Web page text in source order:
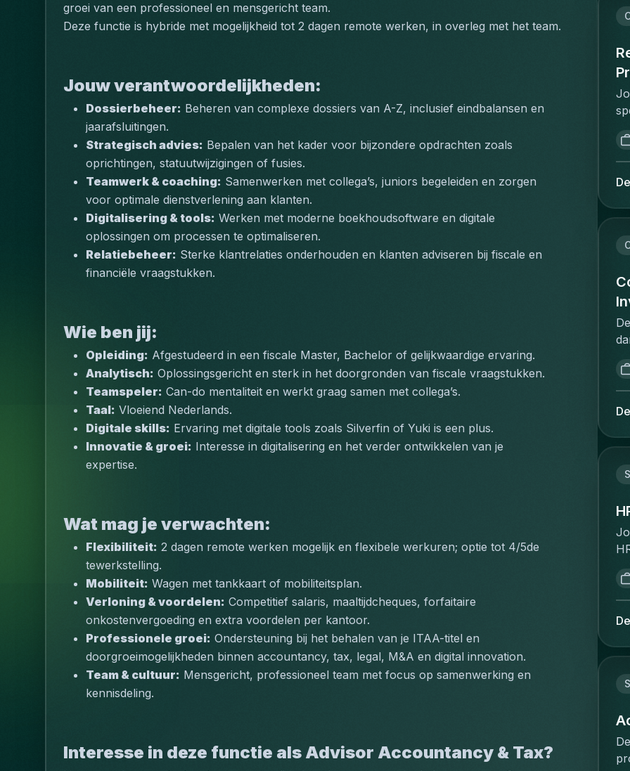
groei van een professioneel en mensgericht team.
Deze functie is hybride met mogelijkheid tot 2 dagen remote werken, in overleg met het team.
Jouw verantwoordelijkheden:
Dossierbeheer: Beheren van complexe dossiers van A-Z, inclusief eindbalansen en
jaarafsluitingen.
Strategisch advies: Bepalen van het kader voor bijzondere opdrachten zoals
oprichtingen, statuutwijzigingen of fusies.
Teamwerk & coaching: Samenwerken met collega’s, juniors begeleiden en zorgen
voor optimale dienstverlening aan klanten.
Digitalisering & tools: Werken met moderne boekhoudsoftware en digitale
oplossingen om processen te optimaliseren.
Relatiebeheer: Sterke klantrelaties onderhouden en klanten adviseren bij fiscale en
financiële vraagstukken.
Wie ben jij:
Opleiding: Afgestudeerd in een fiscale Master, Bachelor of gelijkwaardige ervaring.
Analytisch: Oplossingsgericht en sterk in het doorgronden van fiscale vraagstukken.
Teamspeler: Can-do mentaliteit en werkt graag samen met collega’s.
Taal: Vloeiend Nederlands.
Digitale skills: Ervaring met digitale tools zoals Silverfin of Yuki is een plus.
Innovatie & groei: Interesse in digitalisering en het verder ontwikkelen van je
expertise.
Wat mag je verwachten:
Flexibiliteit: 2 dagen remote werken mogelijk en flexibele werkuren; optie tot 4/5de
tewerkstelling.
Mobiliteit: Wagen met tankkaart of mobiliteitsplan.
Verloning & voordelen: Competitief salaris, maaltijdcheques, forfaitaire
onkostenvergoeding en extra voordelen per kantoor.
Professionele groei: Ondersteuning bij het behalen van je ITAA-titel en
doorgroeimogelijkheden binnen accountancy, tax, legal, M&A en digital innovation.
Team & cultuur: Mensgericht, professioneel team met focus op samenwerking en
kennisdeling.
Interesse in deze functie als Advisor Accountancy & Tax?
of
et
to